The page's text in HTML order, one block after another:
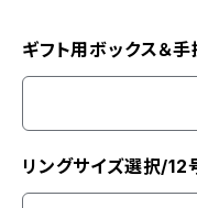
ギフト用ボックス＆
リングサイズ選択/12